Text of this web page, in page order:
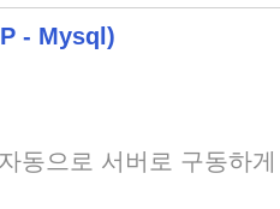
- Mysql)
동으로 서버로 구동하